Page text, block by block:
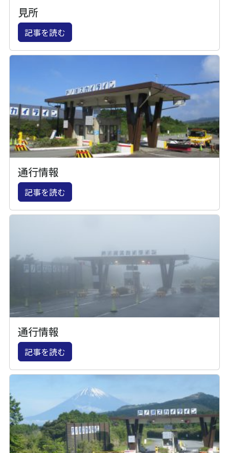
見所
記事を読む
通行情報
記事を読む
通行情報
記事を読む